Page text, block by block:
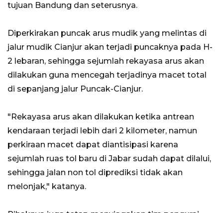
tujuan Bandung dan seterusnya.
Diperkirakan puncak arus mudik yang melintas di
jalur mudik Cianjur akan terjadi puncaknya pada H-
2 lebaran, sehingga sejumlah rekayasa arus akan
dilakukan guna mencegah terjadinya macet total
di sepanjang jalur Puncak-Cianjur.
"Rekayasa arus akan dilakukan ketika antrean
kendaraan terjadi lebih dari 2 kilometer, namun
perkiraan macet dapat diantisipasi karena
sejumlah ruas tol baru di Jabar sudah dapat dilalui,
sehingga jalan non tol diprediksi tidak akan
melonjak," katanya.